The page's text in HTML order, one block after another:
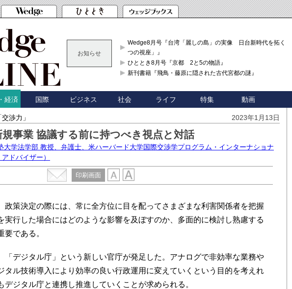
お知らせ
Wedge8月号『台湾「麗しの島」の実像 日台新時代を拓く「3
つの視座」』
ひととき8月号『京都 2と5の物語』
新刊書籍『飛鳥・藤原に隠された古代宮都の謎』
経済 国際 ビジネス 社会 ライフ 特集 動画
渉力」 2023年1月13日
事業 協議する前に持つべき視点と対話
大学法学部 教授、弁護士、米ハーバード大学国際交渉学プログラム・インターナショナ
ドバイザー）
印刷画面
策決定の際には、常に全方位に目を配ってさまざまな利害関係者を把握
実行した場合にはどのような影響を及ぼすのか、多面的に検討し熟慮する
要である。
デジタル庁」という新しい官庁が発足した。アナログで非効率な業務や
タル技術導入により効率の良い行政運用に変えていくという目的を考えれ
デジタル庁と連携し推進していくことが求められる。